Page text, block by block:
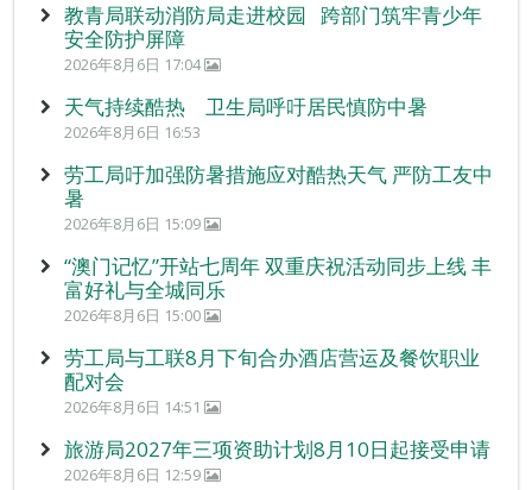
教青局联动消防局走进校园 跨部门筑牢青少年
安全防护屏障
2026年8月6日 17:04
天气持续酷热 卫生局呼吁居民慎防中暑
2026年8月6日 16:53
劳工局吁加强防暑措施应对酷热天气 严防工友中
暑
2026年8月6日 15:09
“澳门记忆”开站七周年 双重庆祝活动同步上线 丰
富好礼与全城同乐
2026年8月6日 15:00
劳工局与工联8月下旬合办酒店营运及餐饮职业
配对会
2026年8月6日 14:51
旅游局2027年三项资助计划8月10日起接受申请
2026年8月6日 12:59